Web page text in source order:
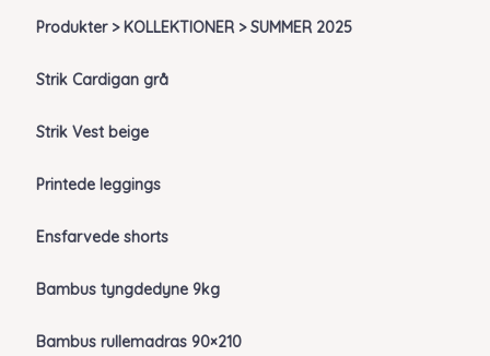
Produkter > KOLLEKTIONER > SUMMER 2025
Strik Cardigan grå
Strik Vest beige
Printede leggings
Ensfarvede shorts
Bambus tyngdedyne 9kg
Bambus rullemadras 90×210